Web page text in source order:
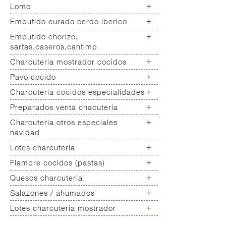
Jamon deshuesado ibérico
Jamon deshuesado cerdo blanco
Lomo +
Lomo cerdo ibérico
Lomo cerdo blanco
Embutido curado cerdo iberico +
Chorizo/salchichon iberico
Embutido chorizo,
sartas,caseros,cantimp
+
Chorizo cerdo blanco
Embutido
salchichones,salamis,longanizas
Embutido curado de pavo
Otros curados varios no
Charcuteria mostrador cocidos +
Jamon cocido- fiambre
Fiambres pollo
Pavo cocido +
Fiambres pavo
Charcuteria cocidos especialidades +
Charcuteria cocidos
especialidades
Preparados venta chacuteria +
Empanada peso charcuteria
Charcuteria otros especiales
navidad
+
Charcuteria
especialidades/navidad
Lotes charcuteria +
Lotes charcuteria
Fiambre cocidos (pastas) +
Chopped
Galantinas/ lunch
Mortadelas
Quesos charcuteria +
Queso fresco
Queso rulo de cabra
Queso barra vaca nacional,
Salazones / ahumados +
Salazones varios
Lotes charcuteria mostrador +